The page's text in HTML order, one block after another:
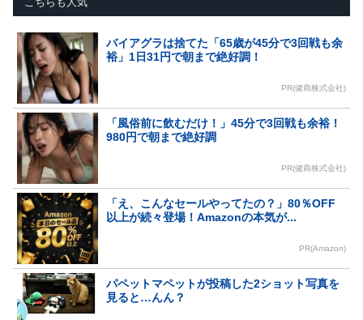
バイアグラは捨てた「65歳が45分で3回戦も余
裕」1日31円で朝まで絶好調！
PR(健商株式会社)
「風俗前に飲むだけ！」45分で3回戦も余裕！
980円で朝まで絶好調
PR(健商株式会社)
「え、こんなセールやってたの？」80％OFF
以上が続々登場！Amazonの本気が...
PR(Amazon)
パペットマペットが投稿した2ショット写真を
見ると…んん？